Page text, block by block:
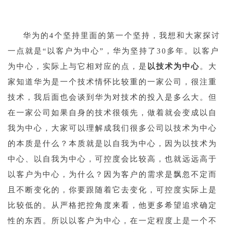
华为的4个坚持里面的第一个坚持，我想和大家探讨
一点就是“ 以客户为中心”，华为坚持了30多年。以客户
为中心，实际上与它相对应的点，是 以技术为中心。大
家知道华为是一个技术情怀比较重的一家公司，很注重
技术，我后面也会谈到华为对技术的投入是多么大。但
在一家公司如果自身的技术很领先，做着就会变成以自
我为中心，大家可以理解成我们很多公司以技术为中心
的本质是什么？本质就是以自我为中心，因为以技术为
中心、以自我为中心，可控度会比较高，也就远远高于
以客户为中心，为什么？因为客户的需求是飘忽不定而
且不断变化的，你要跟随着它去变化，可控度实际上是
比较低的。从严格把控角度来看，他更多希望追求确定
性的东西。所以以客户为中心，在一定程度上是一个不